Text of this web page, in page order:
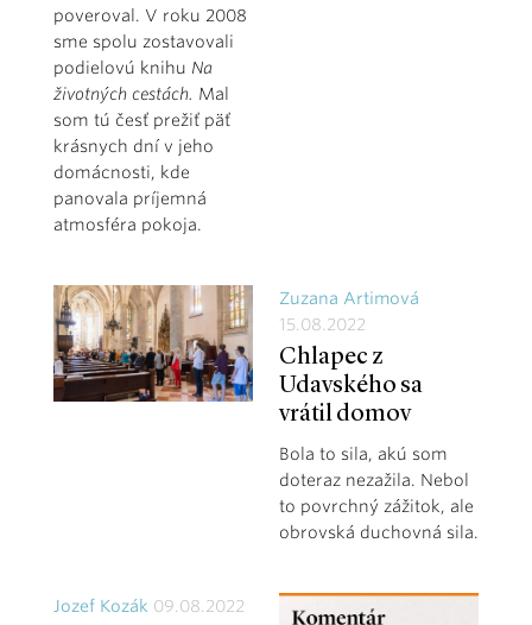
poveroval. V roku 2008
sme spolu zostavovali
podielovú knihu Na
životných cestách. Mal
som tú česť prežiť päť
krásnych dní v jeho
domácnosti, kde
panovala príjemná
atmosféra pokoja.
Zuzana Artimová
15.08.2022
Chlapec z
Udavského sa
vrátil domov
Bola to sila, akú som
doteraz nezažila. Nebol
to povrchný zážitok, ale
obrovská duchovná sila.
Jozef Kozák 09.08.2022